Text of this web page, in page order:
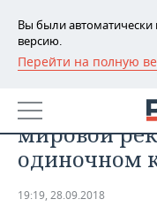
Вы были
версию.
Перейти на полную
РЕГИОНЫ
БАШКОРТОСТАН
ТАТАРСТАН
НОВОСТИ
АНАЛИТИКА
Загитова
мировой
одиночном
19:19, 28.09.2018